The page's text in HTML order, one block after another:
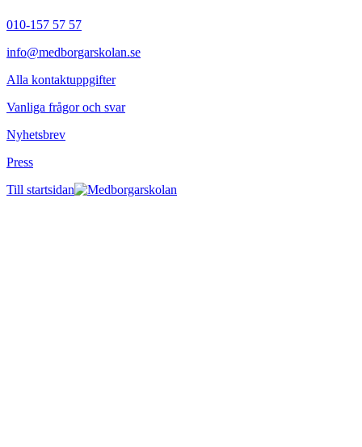
010-157 57 57
info@medborgarskolan.se
Alla kontaktuppgifter
Vanliga frågor och svar
Nyhetsbrev
Press
Till startsidan